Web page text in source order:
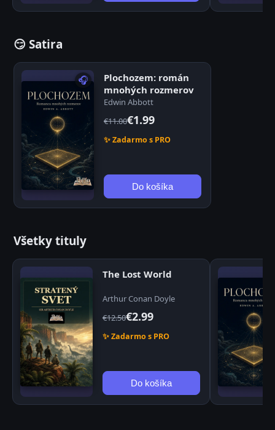
😏 Satira
🎧
Plochozem: román
mnohých rozmerov
Edwin Abbott
€11.00€1.99
✨ Zadarmo s PRO
Do košíka
Všetky tituly
The Lost World
Arthur Conan Doyle
€12.50€2.99
✨ Zadarmo s PRO
Do košíka